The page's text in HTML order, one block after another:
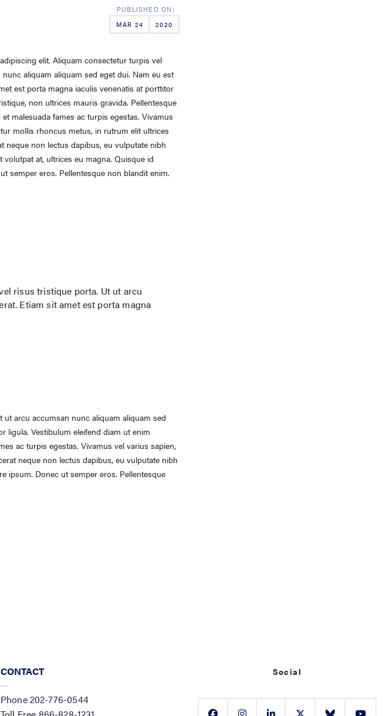
MAR 24 2020
elit. Aliquam consectetur turpis vel
aliquam aliquam sed eget dui. Nam eu est
est porta magna iaculis venenatis at porttitor
non ultrices mauris gravida. Pellentesque
malesuada fames ac turpis egestas. Vivamus
mollis rhoncus metus, in rutrum elit ultrices
neque non lectus dapibus, eu vulputate nibh
at, ultrices eu magna. Quisque id
semper eros. Pellentesque non blandit enim.
risus tristique porta. Ut ut arcu
Etiam sit amet est porta magna
arcu accumsan nunc aliquam aliquam sed
ligula. Vestibulum eleifend diam ut enim
ac turpis egestas. Vivamus vel varius sapien,
neque non lectus dapibus, eu vulputate nibh
ipsum. Donec ut semper eros. Pellentesque
CONTACT
Phone 202-776-0544
Social